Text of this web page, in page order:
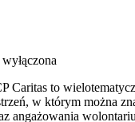
wyłączona
Caritas to
w którym można